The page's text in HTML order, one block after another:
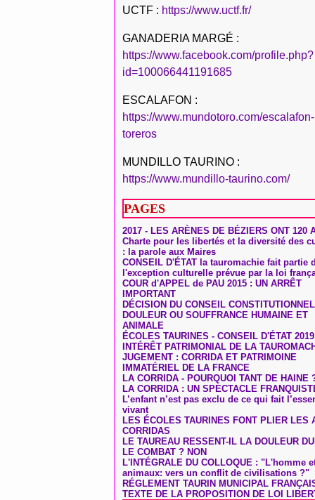
UCTF : https://www.uctf.fr/
GANADERIA MARGÉ :
https://www.facebook.com/profile.php?
id=100066441191685
ESCALAFON :
https://www.mundotoro.com/escalafon-
toreros
MUNDILLO TAURINO :
https://www.mundillo-taurino.com/
PAGES
2017 - LES ARÈNES DE BÉZIERS ONT 120
Charte pour les libertés et la diversité des
: la parole aux Maires
CONSEIL D'ÉTAT la tauromachie fait partie
l'exception culturelle prévue par la loi
COUR d'APPEL de PAU 2015 : UN ARRÊT
IMPORTANT
DÉCISION DU CONSEIL CONSTITUTIONNEL
DOULEUR OU SOUFFRANCE HUMAINE ET
ANIMALE
ÉCOLES TAURINES - CONSEIL D'ÉTAT 2019
INTÉRÊT PATRIMONIAL DE LA
JUGEMENT : CORRIDA ET PATRIMOINE
IMMATÉRIEL DE LA FRANCE
LA CORRIDA - POURQUOI TANT DE HAINE
LA CORRIDA : UN SPECTACLE
L’enfant n’est pas exclu de ce qui fait
vivant
LES ÉCOLES TAURINES FONT PLIER LES
CORRIDAS
LE TAUREAU RESSENT-IL LA DOULEUR
LE COMBAT ? NON
L'INTÉGRALE DU COLLOQUE : "L'homme
animaux: vers un conflit de civilisations ?"
RÉGLEMENT TAURIN MUNICIPAL
TEXTE DE LA PROPOSITION DE LOI